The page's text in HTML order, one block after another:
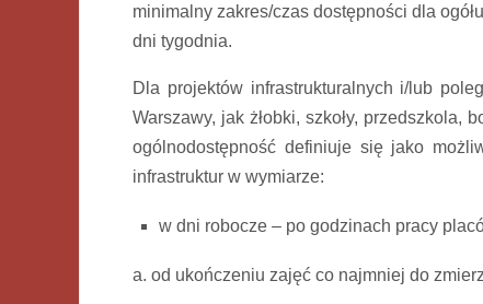
minimalny zakres/czas dostępności dla
dni tygodnia.
Dla projektów infrastrukturalnych i/lub
Warszawy, jak żłobki, szkoły,
ogólnodostępność definiuje się jako
infrastruktur w wymiarze:
w dni robocze – po godzinach pracy
a. od ukończeniu zajęć co najmniej do